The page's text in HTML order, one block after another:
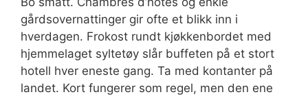
gårdsovernattinger gir ofte et blikk inn i
hverdagen. Frokost rundt kjøkkenbordet med
hjemmelaget syltetøy slår buffeten på et stort
hotell hver eneste gang. Ta med kontanter på
landet. Kort fungerer som regel, men den ene